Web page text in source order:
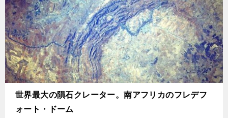
世界最大の隕石クレーター。南アフリカのフレデフ
ォート・ドーム